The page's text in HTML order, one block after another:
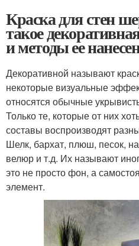
Краска для стен
такое
и методы ее
Декоративной называют
некоторые визуальные
относятся обычные
Только те, которые от них
составы воспроизводят
Шелк, бархат, плюш, песок,
велюр и т.д. Их называют
это не просто фон, а
элемент.